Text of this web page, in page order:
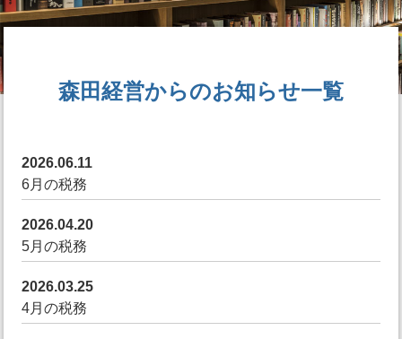
森田経営からのお知らせ一覧
2026.06.11
6月の税務
2026.04.20
5月の税務
2026.03.25
4月の税務